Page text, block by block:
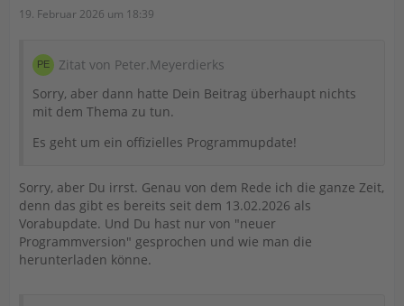
19. Februar 2026 um 18:39
Zitat von Peter.Meyerdierks
Sorry, aber dann hatte Dein Beitrag überhaupt nichts
mit dem Thema zu tun.
Es geht um ein offizielles Programmupdate!
Sorry, aber Du irrst. Genau von dem Rede ich die ganze Zeit,
denn das gibt es bereits seit dem 13.02.2026 als
Vorabupdate. Und Du hast nur von "neuer
Programmversion" gesprochen und wie man die
herunterladen könne.